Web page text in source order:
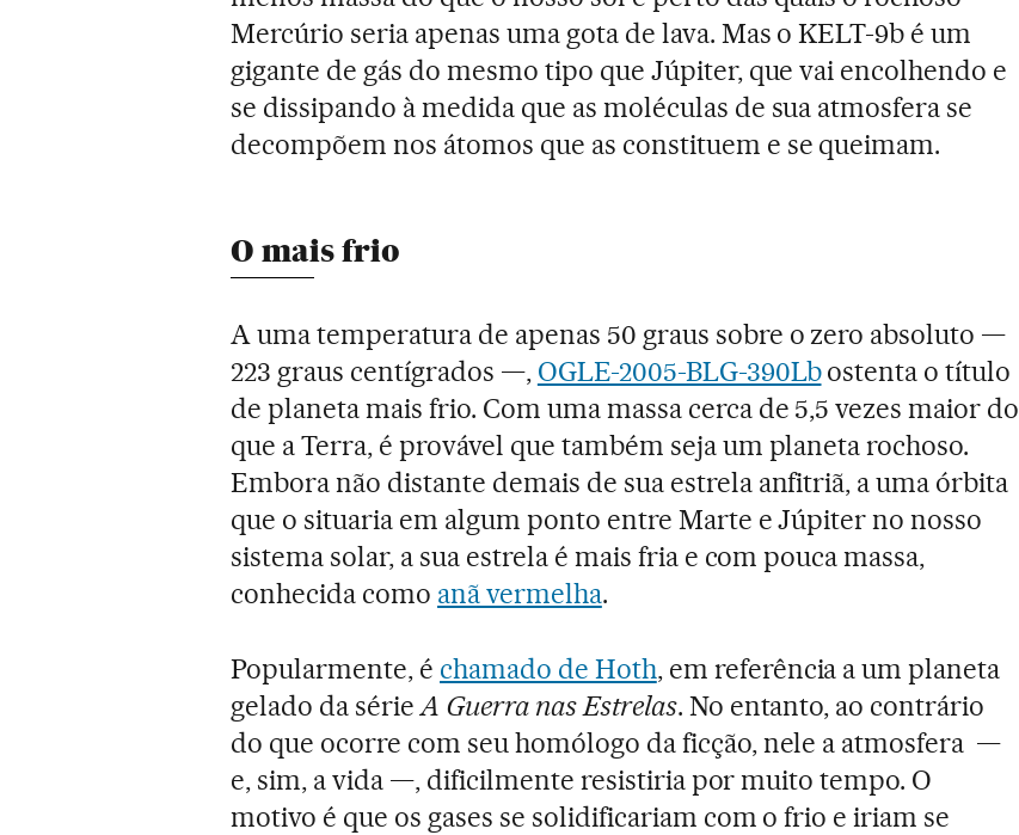
Mercúrio seria apenas uma gota de lava. Mas o KELT-9b é um
gigante de gás do mesmo tipo que Júpiter, que vai encolhendo e
se dissipando à medida que as moléculas de sua atmosfera se
decompõem nos átomos que as constituem e se queimam.
O mais frio
A uma temperatura de apenas 50 graus sobre o zero absoluto —
223 graus centígrados —, OGLE-2005-BLG-390Lbostenta o título
de planeta mais frio. Com uma massa cerca de 5,5 vezes maior do
que a Terra, é provável que também seja um planeta rochoso.
Embora não distante demais de sua estrela anfitriã, a uma órbita
que o situaria em algum ponto entre Marte e Júpiter no nosso
sistema solar, a sua estrela é mais fria e com pouca massa,
conhecida como anã vermelha.
Popularmente, é chamado de Hoth, em referência a um planeta
gelado da sérieA Guerra nas Estrelas. No entanto, ao contrário
do que ocorre com seu homólogo da ficção, nele a atmosfera —
e, sim, a vida —, dificilmente resistiria por muito tempo. O
motivo é que os gases se solidificariam com o frio e iriam se